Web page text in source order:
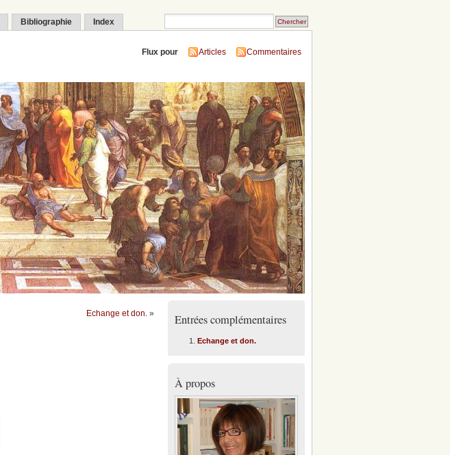
Bibliographie Index
Flux pour Articles Commentaires
Echange et don. » Entrées complémentaires
Echange et don.
À propos